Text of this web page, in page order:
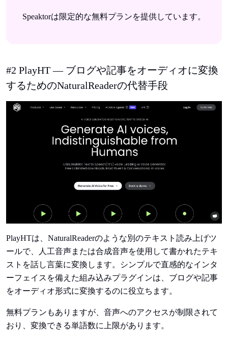
Speaktorは限定的な無料プランを提供しています。
#2 PlayHT — ブログや記事をオーディオに変換
するためのNaturalReaderの代替手段
PlayHTは、NaturalReaderのような別のテキスト読み上げツ
ールで、人工音声または合成音声を使用して書かれたテキ
ストを話し言葉に変換します。シンプルで直感的なインタ
ーフェイスを備えた組み込みプラグインは、ブログや記事
をオーディオ形式に変換するのに役立ちます。
無料プランもありますが、音声へのアクセスが制限されて
おり、変換できる単語数に上限があります。